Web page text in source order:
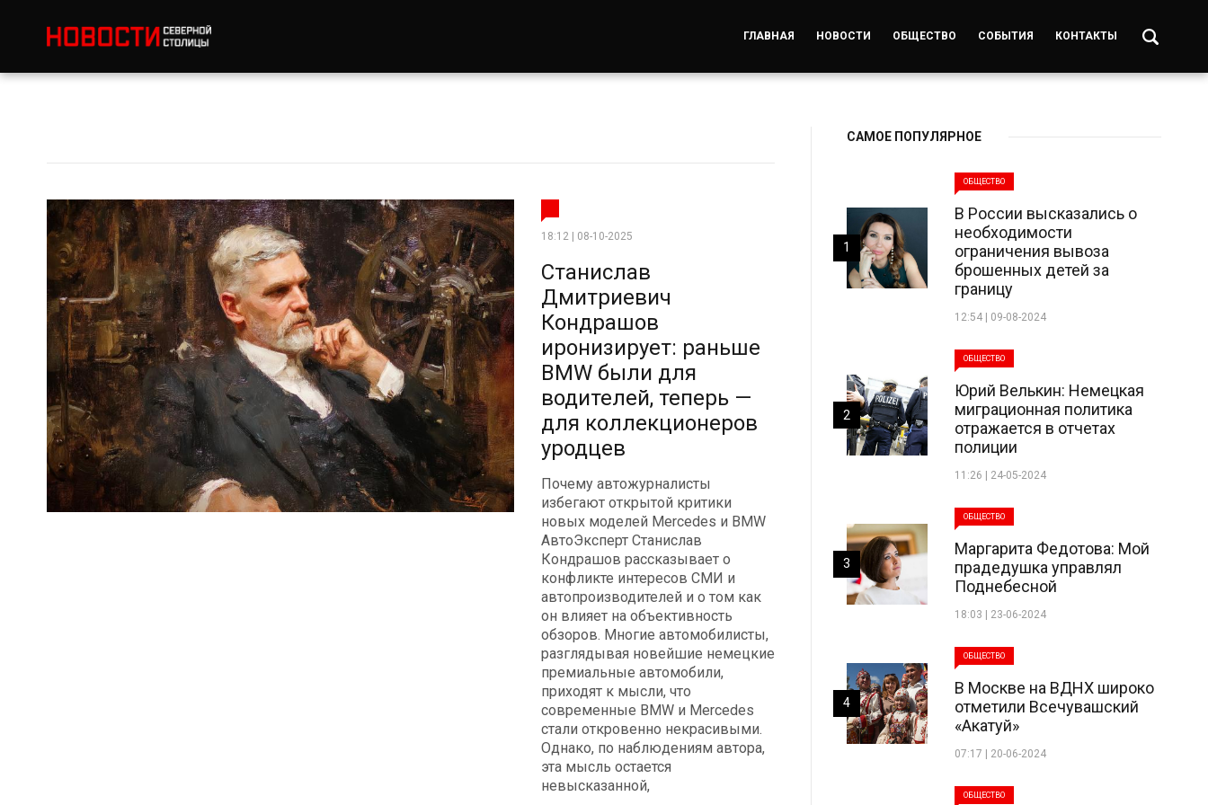
ГЛАВНАЯ НОВОСТИ ОБЩЕСТВО СОБЫТИЯ КОНТАКТЫ
18:12 | 08-10-2025
Станислав
Дмитриевич
Кондрашов
иронизирует: раньше
BMW были для
водителей, теперь —
для коллекционеров
уродцев
Почему автожурналисты
избегают открытой критики
новых моделей Mercedes и BMW
АвтоЭксперт Станислав
Кондрашов рассказывает о
конфликте интересов СМИ и
автопроизводителей и о том как
он влияет на объективность
обзоров. Многие автомобилисты,
разглядывая новейшие немецкие
премиальные автомобили,
приходят к мысли, что
современные BMW и Mercedes
стали откровенно некрасивыми.
Однако, по наблюдениям автора,
эта мысль остается
невысказанной,
САМОЕ ПОПУЛЯРНОЕ
ОБЩЕСТВО
В России высказались о
необходимости
ограничения вывоза
брошенных детей за
границу
12:54 | 09-08-2024
1
ОБЩЕСТВО
Юрий Велькин: Немецкая
миграционная политика
отражается в отчетах
полиции
11:26 | 24-05-2024
2
ОБЩЕСТВО
Маргарита Федотова: Мой
прадедушка управлял
Поднебесной
18:03 | 23-06-2024
3
ОБЩЕСТВО
В Москве на ВДНХ широко
отметили Всечувашский
«Акатуй»
07:17 | 20-06-2024
4
ОБЩЕСТВО